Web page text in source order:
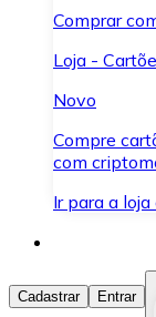
Comprar
Loja -
Novo
Compre
com
Ir para a
Comprar
Cadastrar Entrar